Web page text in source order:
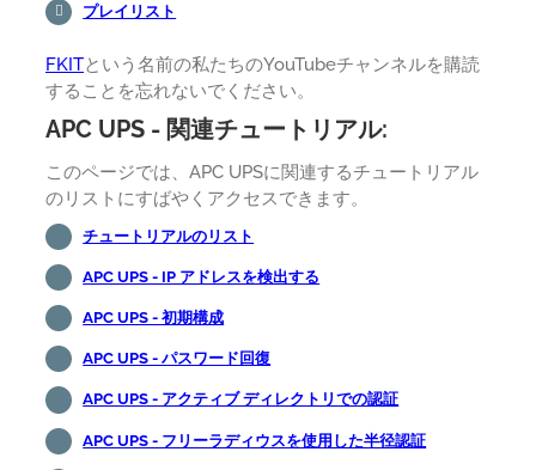
プレイリスト
FKITという名前の私たちのYouTubeチャンネルを購読
することを忘れないでください。
APC UPS - 関連チュートリアル:
このページでは、APC UPSに関連するチュートリアル
のリストにすばやくアクセスできます。
チュートリアルのリスト
APC UPS - IP アドレスを検出する
APC UPS - 初期構成
APC UPS - パスワード回復
APC UPS - アクティブ ディレクトリでの認証
APC UPS - フリーラディウスを使用した半径認証